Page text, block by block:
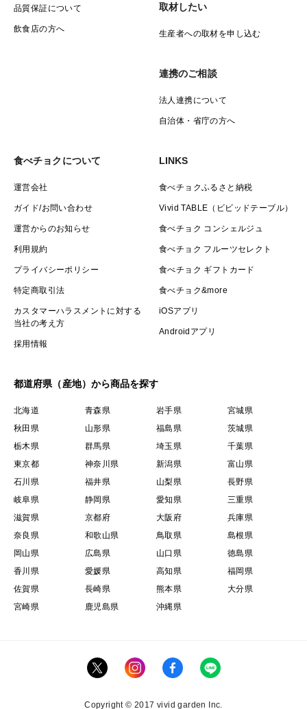
品質保証について
飲食店の方へ
取材したい
生産者への取材を申し込む
連携のご相談
法人連携について
自治体・省庁の方へ
食べチョクについて
運営会社
ガイド/お問い合わせ
運営からのお知らせ
利用規約
プライバシーポリシー
特定商取引法
カスタマーハラスメントに対する
当社の考え方
採用情報
LINKS
食べチョクふるさと納税
Vivid TABLE（ビビッドテーブル）
食べチョク コンシェルジュ
食べチョク フルーツセレクト
食べチョク ギフトカード
食べチョク&more
iOSアプリ
Androidアプリ
都道府県（産地）から商品を探す
北海道 青森県 岩手県
宮城県
秋田県
山形県 福島県
茨城県
栃木県
群馬県 埼玉県
千葉県
東京都
神奈川県 新潟県
富山県
石川県
福井県 山梨県
長野県
岐阜県
静岡県 愛知県
三重県
滋賀県
京都府 大阪府
兵庫県
奈良県
和歌山県 鳥取県
島根県
岡山県
広島県 山口県
徳島県
香川県
愛媛県 高知県
福岡県
佐賀県
長崎県 熊本県
大分県
宮崎県
鹿児島県 沖縄県
Copyright © 2017 vivid garden Inc.